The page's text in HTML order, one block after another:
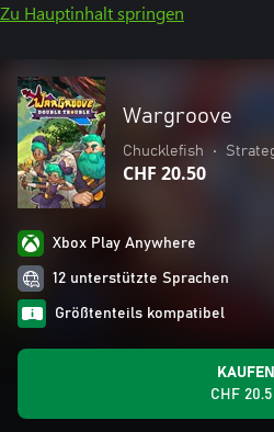
Zu Hauptinhalt springen
Wargroove
Chucklefish •
CHF 20.50
Xbox Play Anywhere
12 unterstützte Sprachen
Größtenteils kompatibel
KAUFEN
CHF